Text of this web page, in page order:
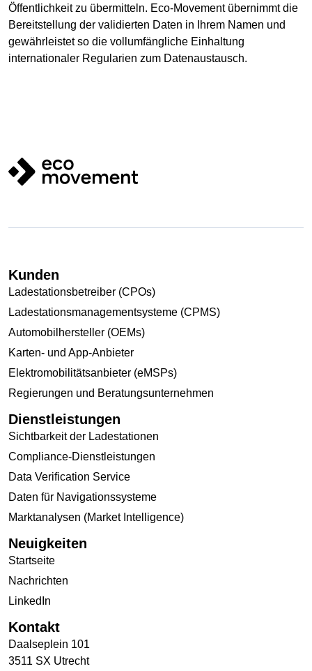
Öffentlichkeit zu übermitteln. Eco-Movement übernimmt die
Bereitstellung der validierten Daten in Ihrem Namen und
gewährleistet so die vollumfängliche Einhaltung
internationaler Regularien zum Datenaustausch.
Kunden
Ladestationsbetreiber (CPOs)
Ladestationsmanagementsysteme (CPMS)
Automobilhersteller (OEMs)
Karten- und App-Anbieter
Elektromobilitätsanbieter (eMSPs)
Regierungen und Beratungsunternehmen
Dienstleistungen
Sichtbarkeit der Ladestationen
Compliance-Dienstleistungen
Data Verification Service
Daten für Navigationssysteme
Marktanalysen (Market Intelligence)
Neuigkeiten
Startseite
Nachrichten
LinkedIn
Kontakt
Daalseplein 101
3511 SX Utrecht